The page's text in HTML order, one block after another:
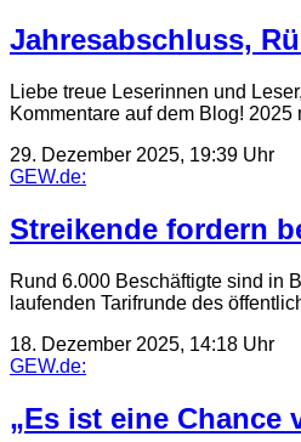
Jahresabschluss,
Liebe treue Leserinnen und
Kommentare auf dem Blog!
29. Dezember 2025, 19:39 Uhr
GEW.de:
Streikende fordern
Rund 6.000 Beschäftigte sind in
laufenden Tarifrunde des
18. Dezember 2025, 14:18 Uhr
GEW.de:
„Es ist eine Chance